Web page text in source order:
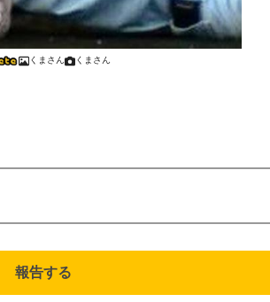
くまさん くまさん
報告する